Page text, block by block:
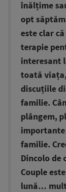
înălțime
opt
este clar
terapie
interesant
toată
discuțiile
familie.
plângem,
familie.
Dincolo de
Couple
lună…